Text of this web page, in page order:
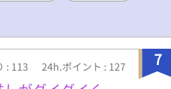
7
: 113 24h.ポイント : 127